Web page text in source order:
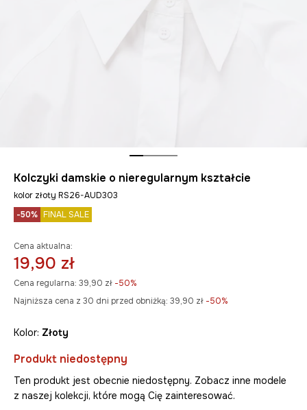
Kolczyki damskie o nieregularnym kształcie
kolor złoty RS26-AUD303
-50% FINAL SALE
Cena aktualna:
19,90 zł
Cena regularna: 39,90 zł -50%
Najniższa cena z 30 dni przed obniżką: 39,90 zł -50%
Kolor: złoty
Produkt niedostępny
Ten produkt jest obecnie niedostępny. Zobacz inne modele
z naszej kolekcji, które mogą Cię zainteresować.